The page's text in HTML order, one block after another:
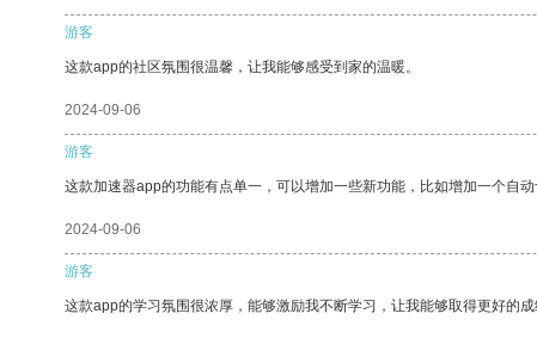
游客
这款app的社区氛围很温馨，让我能够感受到家的温暖。
2024-09-06
游客
这款加速器app的功能有点单一，可以增加一些新功能，比如增加一个自动
2024-09-06
游客
这款app的学习氛围很浓厚，能够激励我不断学习，让我能够取得更好的成